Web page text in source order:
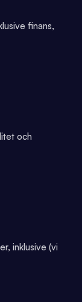
finans,
och
inklusive (vi